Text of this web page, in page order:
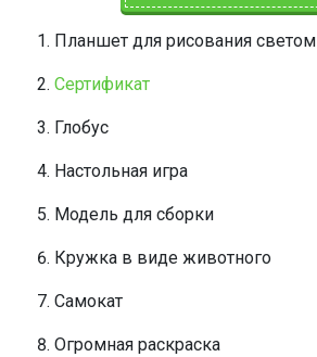
Планшет для рисования светом
Сертификат
Глобус
Настольная игра
Модель для сборки
Кружка в виде животного
Самокат
Огромная раскраска